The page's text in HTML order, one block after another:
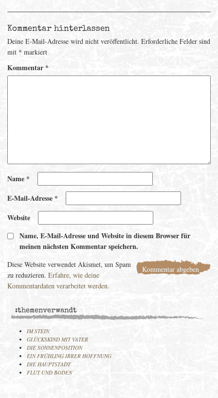
Kommentar hinterlassen
Deine E-Mail-Adresse wird nicht veröffentlicht. Erforderliche Felder sind
mit * markiert
Kommentar*
Name *
E-Mail-Adresse*
Website
Name, E-Mail-Adresse und Website in diesem Browser für
meinen nächsten Kommentar speichern.
Diese Website verwendet Akismet, um Spam
zu reduzieren. Erfahre, wie deine
Kommentardaten verarbeitet werden.
:themenverwandt
IM STEIN
GLÜCKSKIND MIT VATER
DIE SONNENPOSITION
EIN FRÜHLING IRRER HOFFNUNG
DIE HAUPTSTADT
FLUT UND BODEN